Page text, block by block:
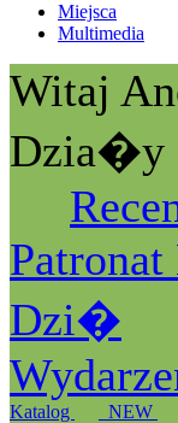
Miejsca
Multimedia
Witaj
Dzia�y
Dzi�
Katalog _NEW